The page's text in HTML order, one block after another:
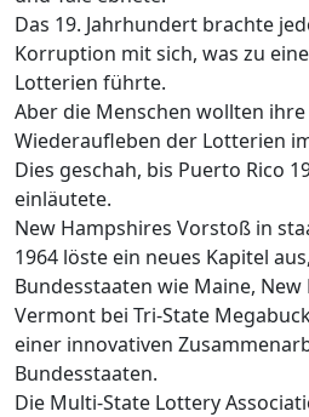
Das 19. Jahrhundert brachte
Korruption mit sich, was zu
Lotterien führte.
Aber die Menschen wollten
Wiederaufleben der Lotterien
Dies geschah, bis Puerto Rico
einläutete.
New Hampshires Vorstoß in
1964 löste ein neues Kapitel
Bundesstaaten wie Maine,
Vermont bei Tri-State
einer innovativen
Bundesstaaten.
Die Multi-State Lottery